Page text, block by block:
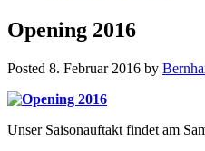
Opening 2016
Posted 8. Februar 2016 by
Unser Saisonauftakt findet am